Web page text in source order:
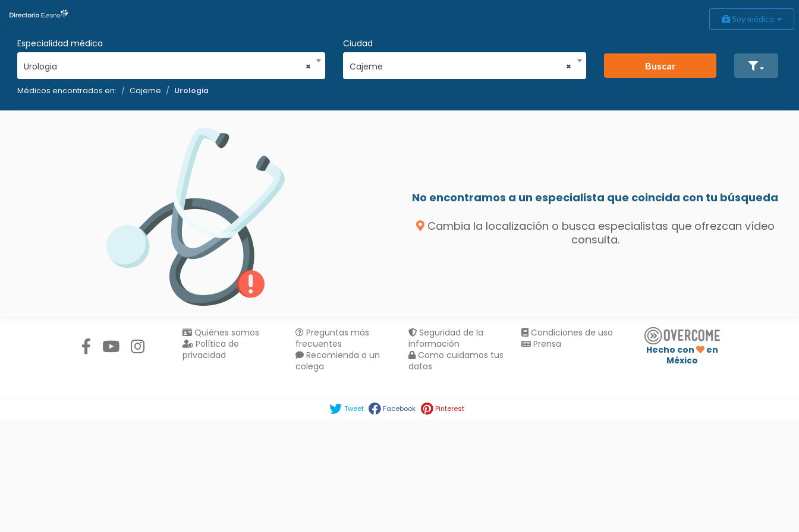
Soy médico
Especialidad médica
×
Urologia
Ciudad
×
Cajeme Buscar
Médicos encontrados en: Cajeme Urologia
No encontramos a un especialista que coincida con tu búsqueda
Cambia la localización o busca especialistas que ofrezcan vídeo
consulta.
Quiénes somos
Política de
privacidad
Preguntas más
frecuentes
Recomienda a un
colega
Seguridad de la
información
Como cuidamos tus
datos
Condiciones de uso
Prensa
Hecho con
en
México
Tweet Facebook Pinterest